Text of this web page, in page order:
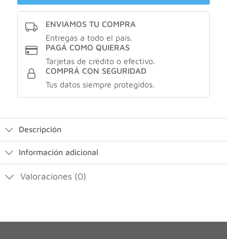
ENVIAMOS TU COMPRA
Entregas a todo el país.
PAGÁ COMO QUIERAS
Tarjetas de crédito o efectivo.
COMPRÁ CON SEGURIDAD
Tus datos siempre protegidos.
Descripción
Información adicional
Valoraciones (0)